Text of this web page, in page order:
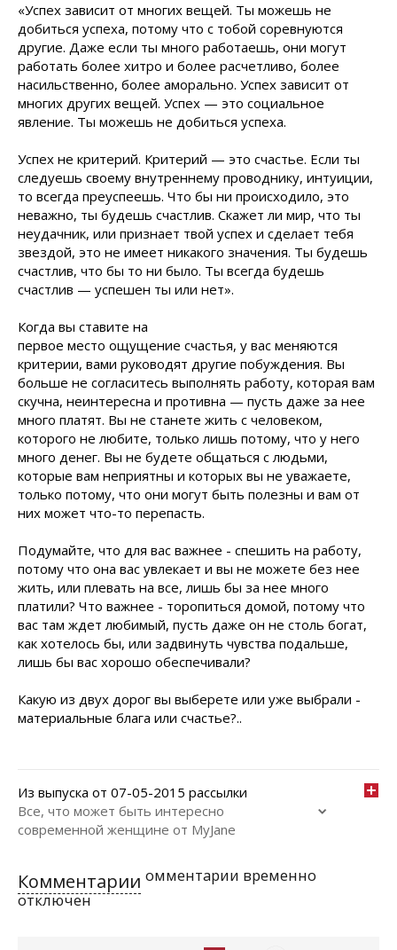
«Успех зависит от многих вещей. Ты можешь не
добиться успеха, потому что с тобой соревнуются
другие. Даже если ты много работаешь, они могут
работать более хитро и более расчетливо, более
насильственно, более аморально. Успех зависит от
многих других вещей. Успех — это социальное
явление. Ты можешь не добиться успеха.
Успех не критерий. Критерий — это счастье. Если ты
следуешь своему внутреннему проводнику, интуиции,
то всегда преуспеешь. Что бы ни происходило, это
неважно, ты будешь счастлив. Скажет ли мир, что ты
неудачник, или признает твой успех и сделает тебя
звездой, это не имеет никакого значения. Ты будешь
счастлив, что бы то ни было. Ты всегда будешь
счастлив — успешен ты или нет».
Когда вы ставите на
первое место ощущение счастья, у вас меняются
критерии, вами руководят другие побуждения. Вы
больше не согласитесь выполнять работу, которая вам
скучна, неинтересна и противна — пусть даже за нее
много платят. Вы не станете жить с человеком,
которого не любите, только лишь потому, что у него
много денег. Вы не будете общаться с людьми,
которые вам неприятны и которых вы не уважаете,
только потому, что они могут быть полезны и вам от
них может что-то перепасть.
Подумайте, что для вас важнее - спешить на работу,
потому что она вас увлекает и вы не можете без нее
жить, или плевать на все, лишь бы за нее много
платили? Что важнее - торопиться домой, потому что
вас там ждет любимый, пусть даже он не столь богат,
как хотелось бы, или задвинуть чувства подальше,
лишь бы вас хорошо обеспечивали?
Какую из двух дорог вы выберете или уже выбрали -
материальные блага или счастье?..
Из выпуска от 07-05-2015 рассылки
Все, что может быть интересно
современной женщине от MyJane
Комментарии омментарии временно
отключен